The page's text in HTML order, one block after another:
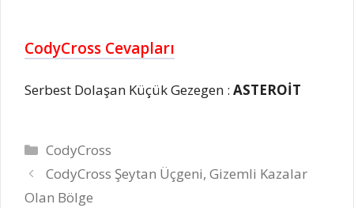
CodyCross Cevapları
Serbest Dolaşan Küçük Gezegen : ASTEROİT
Kategoriler
CodyCross
CodyCross Şeytan Üçgeni, Gizemli Kazalar
Olan Bölge